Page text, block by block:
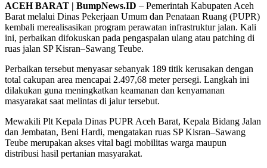
ACEH BARAT | BumpNews.ID – Pemerintah Kabupaten Aceh
Barat melalui Dinas Pekerjaan Umum dan Penataan Ruang (PUPR)
kembali merealisasikan program perawatan infrastruktur jalan. Kali
ini, perbaikan difokuskan pada pengaspalan ulang atau patching di
ruas jalan SP Kisran–Sawang Teube.
Perbaikan tersebut menyasar sebanyak 189 titik kerusakan dengan
total cakupan area mencapai 2.497,68 meter persegi. Langkah ini
dilakukan guna meningkatkan keamanan dan kenyamanan
masyarakat saat melintas di jalur tersebut.
Mewakili Plt Kepala Dinas PUPR Aceh Barat, Kepala Bidang Jalan
dan Jembatan, Beni Hardi, mengatakan ruas SP Kisran–Sawang
Teube merupakan akses vital bagi mobilitas warga maupun
distribusi hasil pertanian masyarakat.